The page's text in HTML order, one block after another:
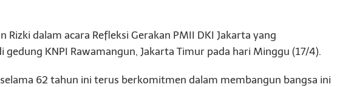
Rizki dalam acara Refleksi Gerakan PMII DKI Jakarta yang
gedung KNPI Rawamangun, Jakarta Timur pada hari Minggu (17/4).
selama 62 tahun ini terus berkomitmen dalam membangun bangsa ini